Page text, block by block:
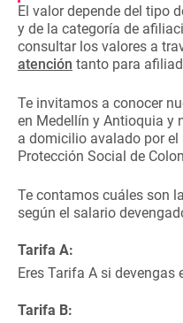
El valor depende del tipo
y de la categoría de
consultar los valores a
atención tanto para
Te invitamos a conocer
en Medellín y Antioquia y
a domicilio avalado por
Protección Social de
Te contamos cuáles son
según el salario
Tarifa A:
Eres Tarifa A si devengas
Tarifa B: